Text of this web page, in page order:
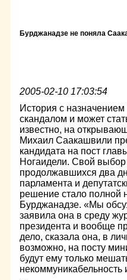
Бурджанадзе не поняла
2005-02-10 17:03:54
История с
скандалом и может
известно, на
Михаил Саакашвили
кандидата на пост
Ногаидели. Свой
продолжавшихся два
парламента и
решение стало полной
Бурджанадзе. «Мы
заявила она в среду
президента и вообще
дело, сказала она, в
возможно, на посту
будут ему только
некоммуникабельность